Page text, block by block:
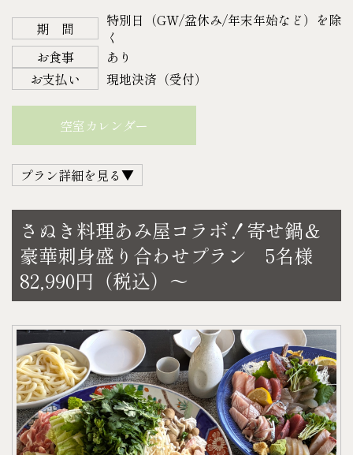
電話にてご連絡下さい。
【ご予約について】
宿泊日の4日前の正午までにご予約下さい。
以降になりますとご準備できない場合がございます
のでご了承下さい。
【キャンセルについて】
7日前より ５０%
不 泊 １００%
※写真はイメージです。内容が変わる場合がありま
す。
♬サプライズ・記念日のご相談承ります♬
結婚記念日、お誕生日、進学・就職・プロポー
ズ、、、などの特別な演出に！
ご予算等に応じて相談承ります。ご希望の場合はお
気軽にお問い合わせください。
＜宿泊＞
平日 30,800円（税込）
土・日・祝日 38,500円（税込）
寄せ鍋＆刺身盛り合わせ（2名様） 15,410円（税
込）
＜料金＞
例）平日宿泊の場合
30,800円＋15,410円＝46,210円（税込）
土・日・祝日宿泊の場合
38,500円＋15,410円＝53,910円（税込）
＜チェックイン＞ 14：00～18：00
＜チェックアウト＞ 11：00
※チェックインが 18：00 に間に合わない場合は、お
電話にてご連絡下さい。
【ご予約について】
宿泊日の4日前の正午までにご予約下さい。
以降になりますとご準備できない場合がございます
のでご了承下さい。
・プレミアムモルツ 350㎖
・キリン スミノフアイスオリジナル 275㎖
〈C.ソフトドリンク〉
・お茶
・コーラ
・ファンタ
・ミネラルウォーター
各500㎖（仕入れ状況により内容量がかわる事がござ
います）
〈D.スナック菓子〉
・スナック菓子1袋（指定不可）
●A.アルコール…1本
●B.アルコール…1本
●C.ソフトドリンク…1本
上記の計3本をお選びいただけます。
※お酒をお召しにならない方はCより2本+Dをお付け
します。
期 間
特別日（GW/盆休み/年末年始など）を除
く
お食事
あり
お支払い
現地決済（受付）
空室カレンダー
プラン詳細を見る▼
瀬戸内海で獲れた新鮮な魚介や地産の食材など、美
味しい ❝地のもの❞ が味わえると大人気の
観音寺にある人気居酒屋『あみ屋』さん。
ゲストハウスでの夕食時間を、贅沢な料理で更に特
別なものにしてみてはいかがでしょうか♪
【セット内容】
・寄せ鍋（うどん付）
・刺身盛り合わせ
【お好みのドリンク】
〈A.アルコール〉
・アサヒ オフ（発泡酒）
さぬき料理あみ屋コラボ！寄せ鍋＆
豪華刺身盛り合わせプラン 5名様
82,990円（税込）～